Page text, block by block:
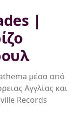
|
μέσα από
Αγγλίας και
Records